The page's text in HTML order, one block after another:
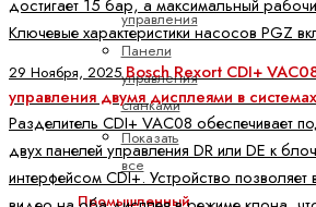
управления
Панели
управления
станками
Показать
все
Промышленный
достигает 15 бар, а максимальный
Ключевые характеристики насосов PGZ
29 Ноября, 2025Bosch Rexort CDI+
управления двумя дисплеями в
Разделитель CDI+ VAC08 обеспечивает
двух панелей управления DR или DE к
интерфейсом CDI+. Устройство позволяет